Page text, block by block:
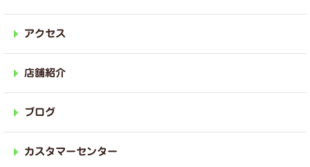
アクセス
店舗紹介
ブログ
カスタマーセンター